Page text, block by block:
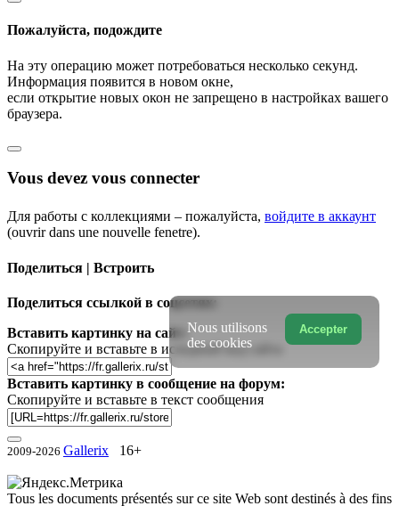
Пожалуйста, подождите
На эту операцию может потребоваться несколько секунд.
Информация появится в новом окне,
если открытие новых окон не запрещено в настройках вашего
браузера.
Vous devez vous connecter
Для работы с коллекциями – пожалуйста, войдите в аккаунт
(ouvrir dans une nouvelle fenetre).
Поделиться | Встроить
Поделиться ссылкой в соцсетях:
Вставить картинку на сайт:
Скопируйте и вставьте в исходный код сайта
Вставить картинку в сообщение на форум:
Скопируйте и вставьте в текст сообщения
2009-2026 Gallerix 16+
Tous les documents présentés sur ce site Web sont destinés à des fins
Accepter
Nous utilisons
des cookies